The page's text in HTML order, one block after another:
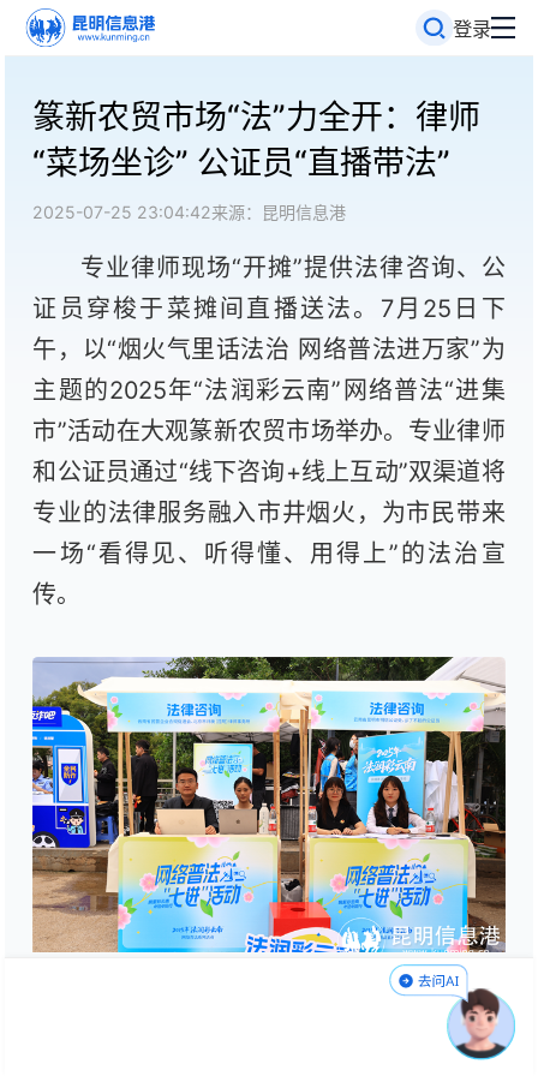
登录
篆新农贸市场“法”力全开：律师
“菜场坐诊” 公证员“直播带法”
2025-07-25 23:04:42来源：昆明信息港
专业律师现场“开摊”提供法律咨询、公
证员穿梭于菜摊间直播送法。7月25日下
午，以“烟火气里话法治 网络普法进万家”为
主题的2025年“法润彩云南”网络普法“进集
市”活动在大观篆新农贸市场举办。专业律师
和公证员通过“线下咨询+线上互动”双渠道将
专业的法律服务融入市井烟火，为市民带来
一场“看得见、听得懂、用得上”的法治宣
传。
律师和公证员在法律咨询摊位提供咨询服务